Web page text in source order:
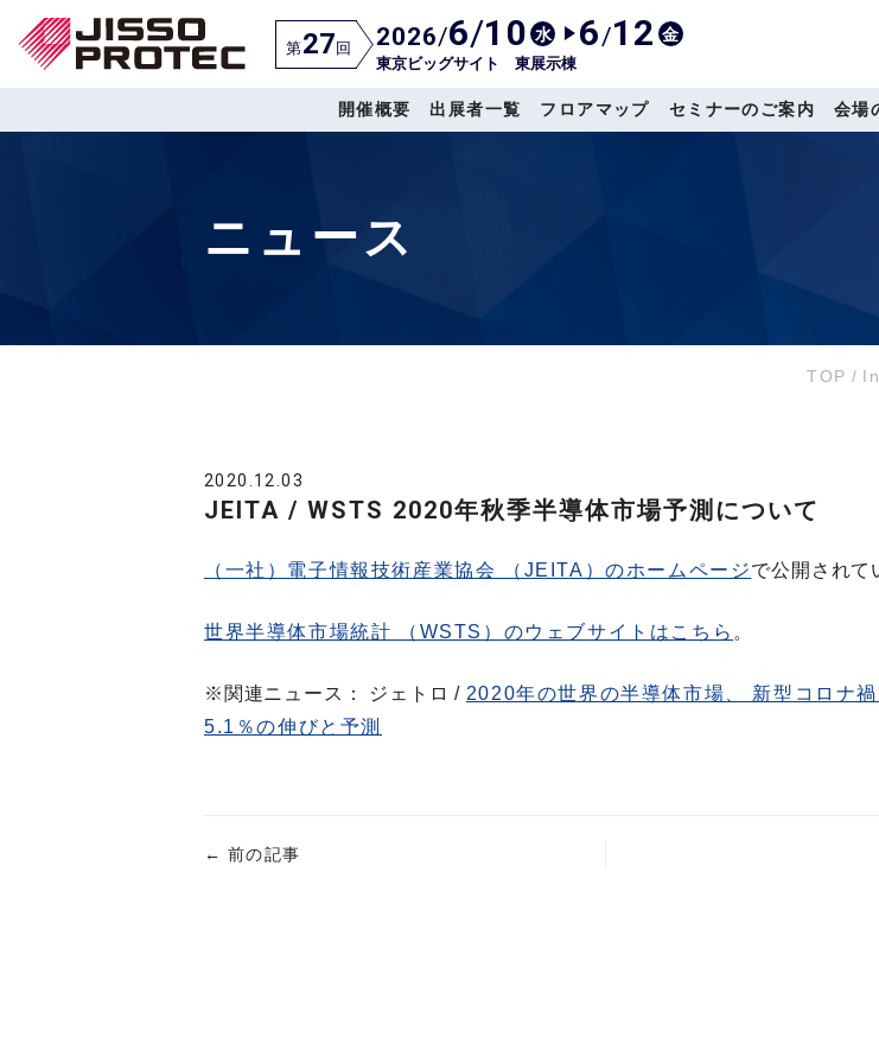
第27回 2026/6/10 水 6/12 金
東京ビッグサイト 東展示棟
開催概要 出展者一覧 フロアマップ セミナーのご案内 会場
ニュース
TOP /
2020.12.03
JEITA / WSTS 2020年秋季半導体市場予測について
（一社）電子情報技術産業協会 （JEITA）のホームページで公開されて
世界半導体市場統計 （WSTS）のウェブサイトはこちら 。
※関連ニュース： ジェトロ / 2020年の世界の半導体市場、 新型コロナ
5.1％の伸びと予測
← 前の記事